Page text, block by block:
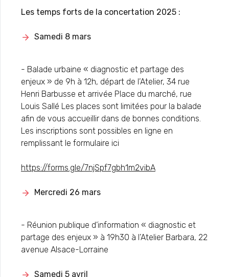
Les temps forts de la concertation 2025 :
Samedi 8 mars
- Balade urbaine « diagnostic et partage des
enjeux » de 9h à 12h, départ de l’Atelier, 34 rue
Henri Barbusse et arrivée Place du marché, rue
Louis Sallé Les places sont limitées pour la balade
afin de vous accueillir dans de bonnes conditions.
Les inscriptions sont possibles en ligne en
remplissant le formulaire ici
https://forms.gle/7njSpf7gbh1m2vibA
Mercredi 26 mars
- Réunion publique d’information « diagnostic et
partage des enjeux » à 19h30 à l’Atelier Barbara, 22
avenue Alsace-Lorraine
Samedi 5 avril